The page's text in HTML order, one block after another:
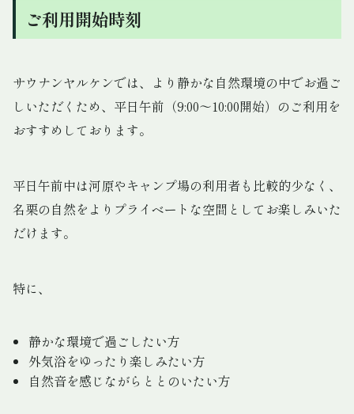
ご利用開始時刻
サウナンヤルケンでは、より静かな自然環境の中でお過ご
しいただくため、平日午前（9:00〜10:00開始）のご利用を
おすすめしております。
平日午前中は河原やキャンプ場の利用者も比較的少なく、
名栗の自然をよりプライベートな空間としてお楽しみいた
だけます。
特に、
静かな環境で過ごしたい方
外気浴をゆったり楽しみたい方
自然音を感じながらととのいたい方